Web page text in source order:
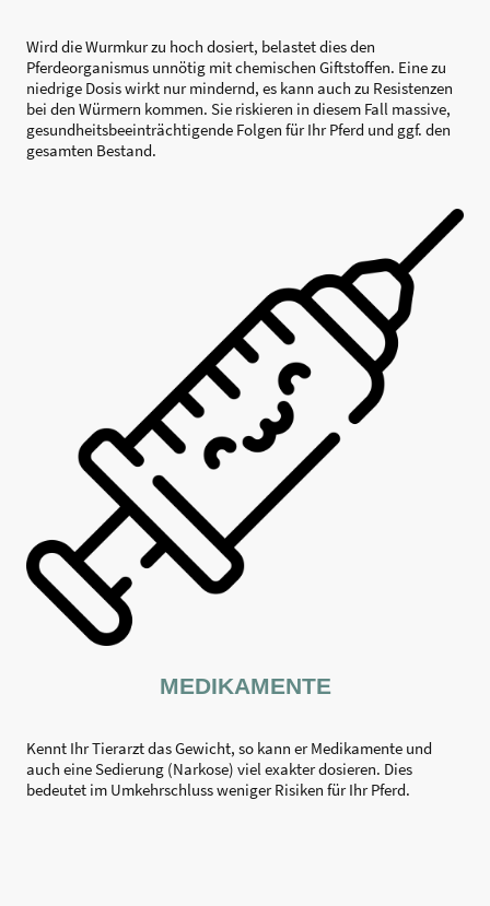
Wird die Wurmkur zu hoch dosiert, belastet dies den
Pferdeorganismus unnötig mit chemischen Giftstoffen. Eine zu
niedrige Dosis wirkt nur mindernd, es kann auch zu Resistenzen
bei den Würmern kommen. Sie riskieren in diesem Fall massive,
gesundheitsbeeinträchtigende Folgen für Ihr Pferd und ggf. den
gesamten Bestand.
MEDIKAMENTE
Kennt Ihr Tierarzt das Gewicht, so kann er Medikamente und
auch eine Sedierung (Narkose) viel exakter dosieren. Dies
bedeutet im Umkehrschluss weniger Risiken für Ihr Pferd.